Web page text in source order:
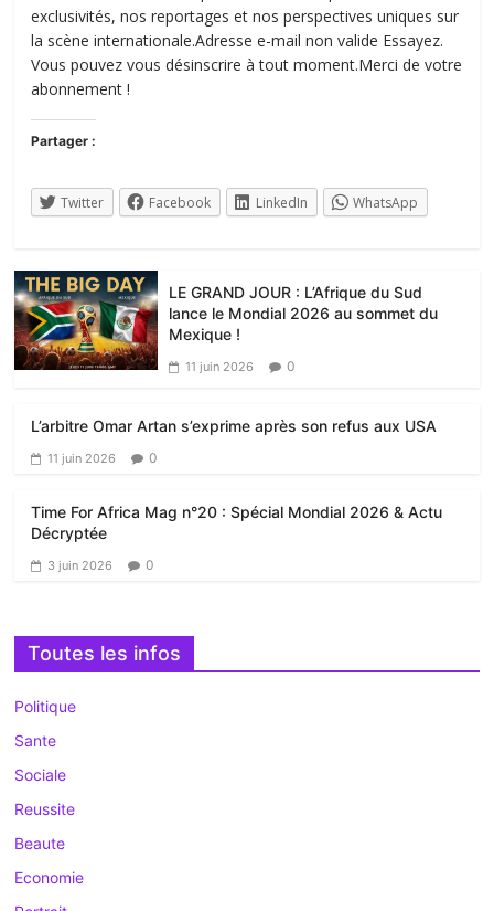
exclusivités, nos reportages et nos perspectives uniques sur
la scène internationale.Adresse e-mail non valide Essayez.
Vous pouvez vous désinscrire à tout moment.Merci de votre
abonnement !
Partager :
Twitter Facebook LinkedIn WhatsApp
LE GRAND JOUR : L’Afrique du Sud
lance le Mondial 2026 au sommet du
Mexique !
11 juin 2026 0
L’arbitre Omar Artan s’exprime après son refus aux USA
11 juin 2026 0
Time For Africa Mag n°20 : Spécial Mondial 2026 & Actu
Décryptée
3 juin 2026 0
Toutes les infos
Politique
Sante
Sociale
Reussite
Beaute
Economie